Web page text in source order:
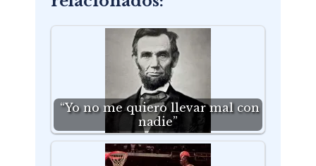
“Yo no me quiero llevar mal con
nadie”